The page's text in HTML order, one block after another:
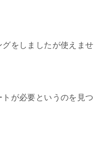
をしましたが使えませ
が必要というのを見つ